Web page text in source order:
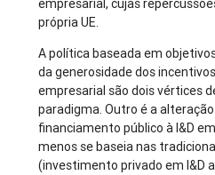
empresarial, cujas
própria UE.
A política baseada em
da generosidade dos
empresarial são dois vértices
paradigma. Outro é a
financiamento público à I&D
menos se baseia nas
(investimento privado em I&D